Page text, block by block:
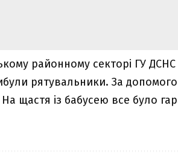
районному секторі ГУ ДСНС
рятувальники. За
щастя із бабусею все було